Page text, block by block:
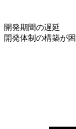
開発期間の遅延
開発体制の構築が